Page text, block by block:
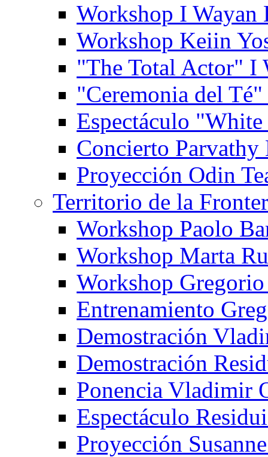
Workshop I Wayan
Workshop Keiin
"The Total Actor" I
"Ceremonia del
Espectáculo
Concierto Parvathy
Proyección Odin
Territorio de la
Workshop Paolo
Workshop Marta
Workshop
Entrenamiento
Demostración
Demostración
Ponencia Vladimir
Espectáculo
Proyección